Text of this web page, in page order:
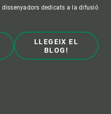
dedicats a la difusió
LLEGEIX EL
BLOG!